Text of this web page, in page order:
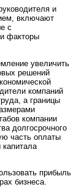
и
включают
с
факторы
увеличить
решений
компаний
а границы
компании
долгосрочного
часть оплаты
прибыль
бизнеса.